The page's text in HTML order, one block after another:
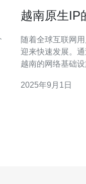
越南原生IP
随着全球互联网
迎来快速发展。
越南的网络基础
技术的进步和市
2025年9月1日